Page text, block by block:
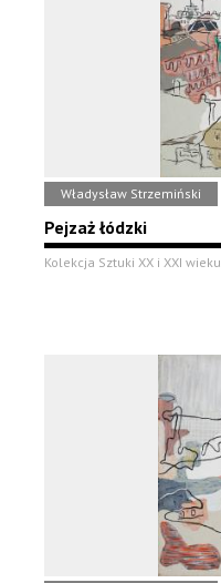
Władysław Strzemiński
Pejzaż łódzki
Kolekcja Sztuki XX i XXI wieku